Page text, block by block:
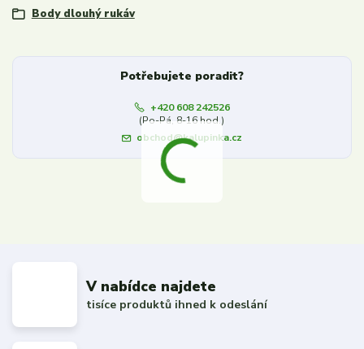
Body dlouhý rukáv
Potřebujete poradit?
+420 608 242526
(Po-Pá, 8-16 hod.)
obchod@kalupinka.cz
V nabídce najdete
tisíce produktů ihned k odeslání